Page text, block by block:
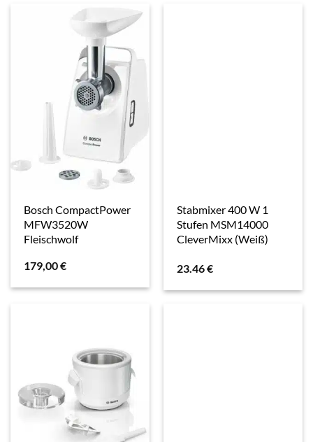
Bosch CompactPower
MFW3520W
Fleischwolf
179,00€
Stabmixer 400 W 1
Stufen MSM14000
CleverMixx (Weiß)
23.46€